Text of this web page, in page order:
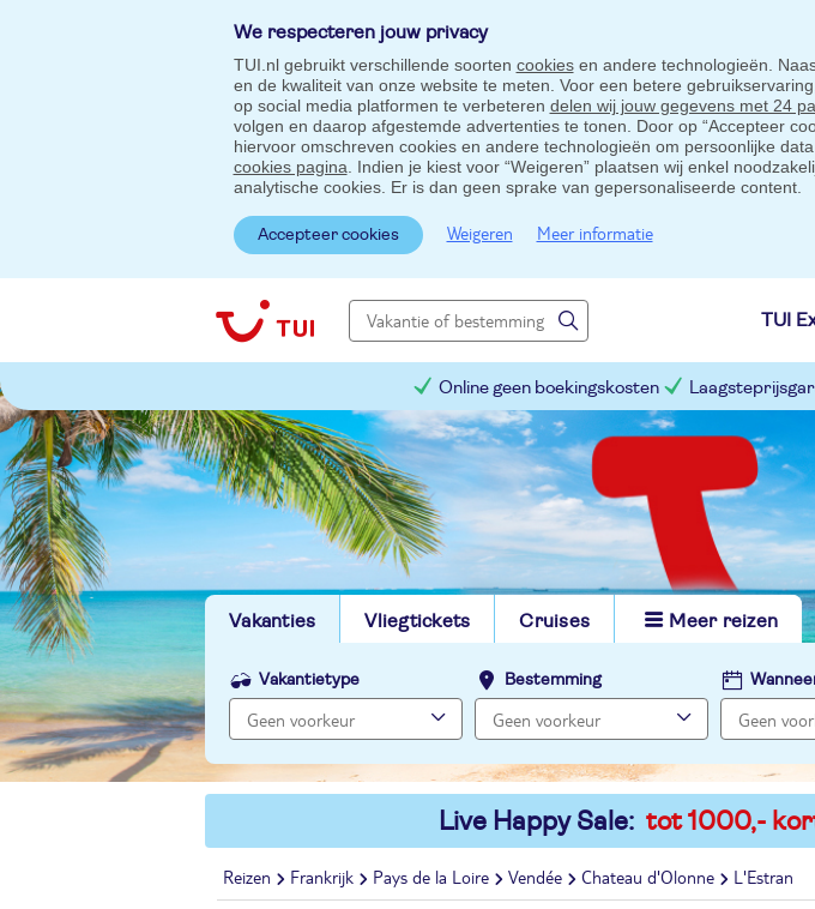
We respecteren jouw privacy
TUI.nl gebruikt verschillende soorten cookiesen andere technologieën.
en de kwaliteit van onze website te meten. Voor een betere
op social media platformen te verbeteren delen wij jouw gegevens met 24
volgen en daarop afgestemde advertenties te tonen. Door op “Accepteer
hiervoor omschreven cookies en andere technologieën om persoonlijke
cookies pagina . Indien je kiest voor “Weigeren” plaatsen wij enkel
analytische cookies. Er is dan geen sprake van gepersonaliseerde content.
Accepteer cookies Weigeren Meer informatie
TUI
Online geen boekingskosten
Vakanties Vliegtickets Cruises Meer reizen
Vakantietype Bestemming
Live Happy Sale: tot 1000,-
Reizen Frankrijk Pays de la Loire Vendée Chateau d'Olonne L'Estran